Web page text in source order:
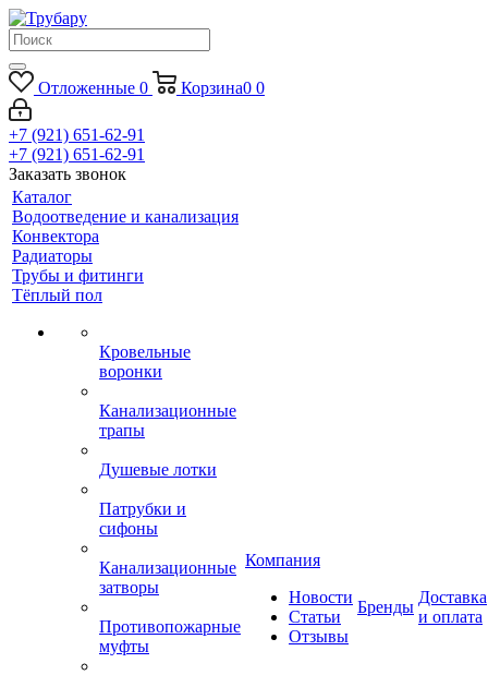
Отложенные 0 Корзина0 0
+7 (921) 651-62-91
+7 (921) 651-62-91
Заказать звонок
Каталог
Водоотведение и канализация
Конвектора
Радиаторы
Трубы и фитинги
Тёплый пол
Кровельные
воронки
Канализационные
трапы
Душевые лотки
Патрубки и
сифоны
Канализационные
затворы
Противопожарные
муфты
Компания
Новости
Статьи
Отзывы
Бренды
Доставка
и оплата